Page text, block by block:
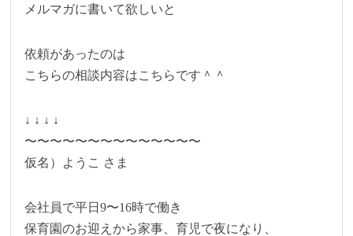
メルマガに書いて欲しいと
依頼があったのは
こちらの相談内容はこちらです＾＾
↓ ↓ ↓ ↓
〜〜〜〜〜〜〜〜〜〜〜〜〜〜
仮名）ようこ さま
会社員で平日9〜16時で働き
保育園のお迎えから家事、育児で夜になり、